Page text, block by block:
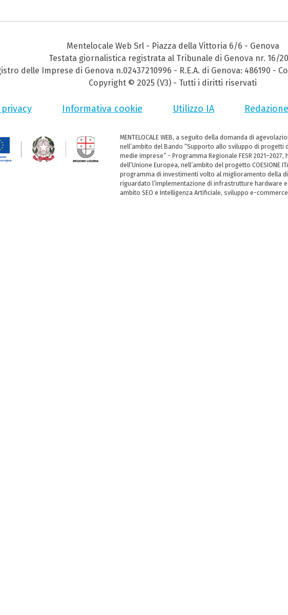
Mentelocale Web Srl - Piazza della Vittoria 6/6 - Genova
Testata giornalistica registrata al Tribunale di Genova nr. 16/
delle Imprese di Genova n.02437210996 - R.E.A. di Genova: 486190 -
Copyright © 2025 (V3) - Tutti i diritti riservati
Informativa cookie Utilizzo IA Redazione
MENTELOCALE WEB, a seguito della domanda di
nell’ambito del Bando “Supporto allo sviluppo di progetti
medie imprese” - Programma Regionale FESR
dell’Unione Europea, nell’ambito del progetto COESIONE
programma di investimenti volto al miglioramento della
riguardato l’implementazione di infrastrutture hardware
ambito SEO e Intelligenza Artificiale, sviluppo e-commerce